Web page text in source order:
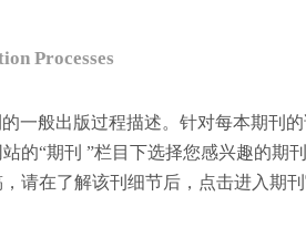
Processes
一般出版过程描述。针对每本期刊
的“期刊 ”栏目下选择您感兴趣的期
请在了解该刊细节后，点击进入期